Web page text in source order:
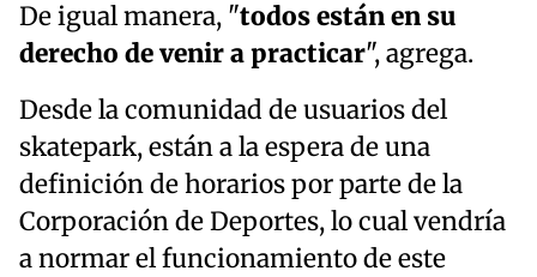
De igual manera, "todos están en su
derecho de venir a practicar", agrega.
Desde la comunidad de usuarios del
skatepark, están a la espera de una
definición de horarios por parte de la
Corporación de Deportes, lo cual vendría
a normar el funcionamiento de este